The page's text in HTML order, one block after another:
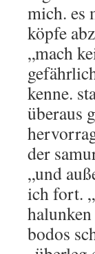
mich. es
köpfe
„mach
kenne.
überaus
der
„und
ich fort.
bodos